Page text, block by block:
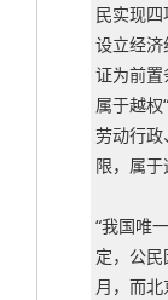
民实现四
设立经
证为前置
属于越权
劳动行政
限，属于
“我国唯
定，公
月，而北